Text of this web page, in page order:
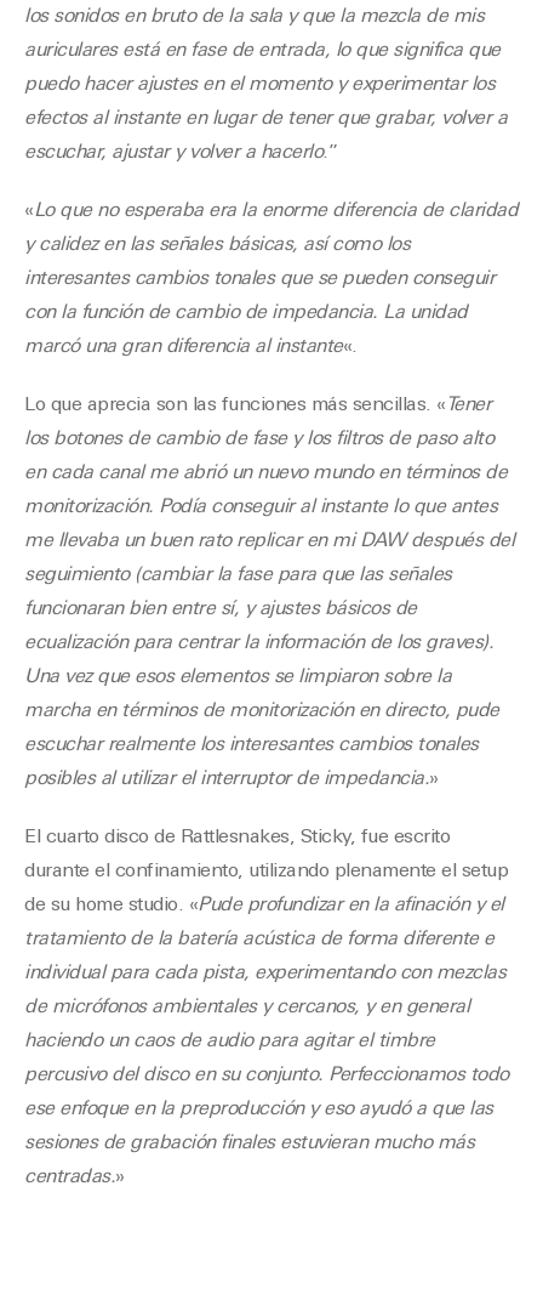
los sonidos en bruto de la sala y que la mezcla de mis
auriculares está en fase de entrada, lo que significa que
puedo hacer ajustes en el momento y experimentar los
efectos al instante en lugar de tener que grabar, volver a
escuchar, ajustar y volver a hacerlo.”
«Lo que no esperaba era la enorme diferencia de claridad
y calidez en las señales básicas, así como los
interesantes cambios tonales que se pueden conseguir
con la función de cambio de impedancia. La unidad
marcó una gran diferencia al instante«.
Lo que aprecia son las funciones más sencillas. « Tener
los botones de cambio de fase y los filtros de paso alto
en cada canal me abrió un nuevo mundo en términos de
monitorización. Podía conseguir al instante lo que antes
me llevaba un buen rato replicar en mi DAW después del
seguimiento (cambiar la fase para que las señales
funcionaran bien entre sí, y ajustes básicos de
ecualización para centrar la información de los graves).
Una vez que esos elementos se limpiaron sobre la
marcha en términos de monitorización en directo, pude
escuchar realmente los interesantes cambios tonales
posibles al utilizar el interruptor de impedancia.»
El cuarto disco de Rattlesnakes, Sticky, fue escrito
durante el confinamiento, utilizando plenamente el setup
de su home studio. «Pude profundizar en la afinación y el
tratamiento de la batería acústica de forma diferente e
individual para cada pista, experimentando con mezclas
de micrófonos ambientales y cercanos, y en general
haciendo un caos de audio para agitar el timbre
percusivo del disco en su conjunto. Perfeccionamos todo
ese enfoque en la preproducción y eso ayudó a que las
sesiones de grabación finales estuvieran mucho más
centradas.»